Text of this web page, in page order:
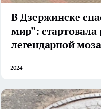
В Дзержинске
мир": стартовала
легендарной
2024